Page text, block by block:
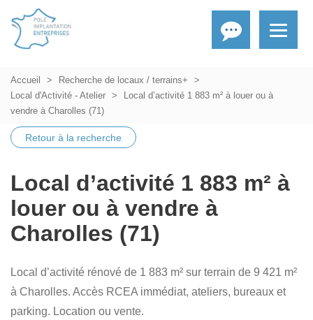
Accueil
Recherche de locaux / terrains+
Local d'Activité - Atelier
Local d’activité 1 883 m² à louer ou à
vendre à Charolles (71)
Retour à la recherche
Local d’activité 1 883 m² à
louer ou à vendre à
Charolles (71)
Local d’activité rénové de 1 883 m² sur terrain de 9 421 m²
à Charolles. Accès RCEA immédiat, ateliers, bureaux et
parking. Location ou vente.